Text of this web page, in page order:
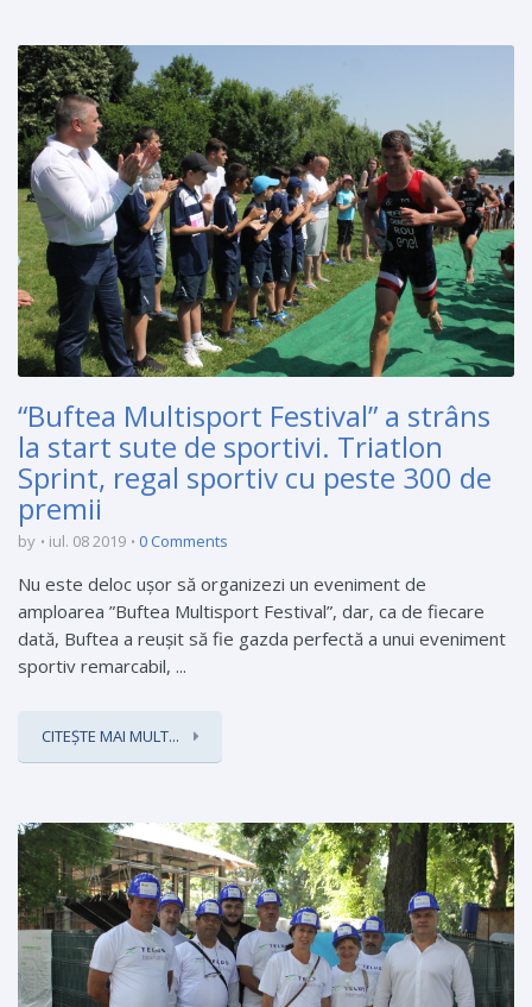
“Buftea Multisport Festival” a strâns
la start sute de sportivi. Triatlon
Sprint, regal sportiv cu peste 300 de
premii
by iul. 08 2019 0 Comments
Nu este deloc ușor să organizezi un eveniment de
amploarea ”Buftea Multisport Festival”, dar, ca de fiecare
dată, Buftea a reușit să fie gazda perfectă a unui eveniment
sportiv remarcabil, ...
CITEȘTE MAI MULT...